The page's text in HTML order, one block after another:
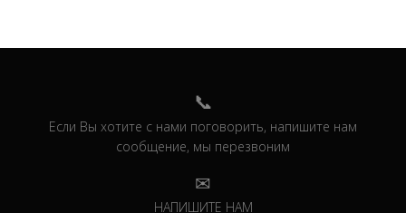
Если Вы хотите с нами поговорить, напишите нам
сообщение, мы перезвоним
НАПИШИТЕ НАМ